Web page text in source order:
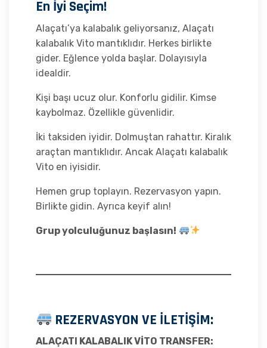
En İyi Seçim!
Alaçatı’ya kalabalık geliyorsanız, Alaçatı
kalabalık Vito mantıklıdır. Herkes birlikte
gider. Eğlence yolda başlar. Dolayısıyla
idealdir.
Kişi başı ucuz olur. Konforlu gidilir. Kimse
kaybolmaz. Özellikle güvenlidir.
İki taksiden iyidir. Dolmuştan rahattır. Kiralık
araçtan mantıklıdır. Ancak Alaçatı kalabalık
Vito en iyisidir.
Hemen grup toplayın. Rezervasyon yapın.
Birlikte gidin. Ayrıca keyif alın!
Grup yolculuğunuz başlasın!
REZERVASYON VE İLETİŞİM:
ALAÇATI KALABALIK VİTO TRANSFER: